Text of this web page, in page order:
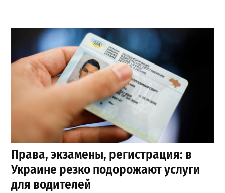
Права, экзамены, регистрация: в
Украине резко подорожают услуги
для водителей